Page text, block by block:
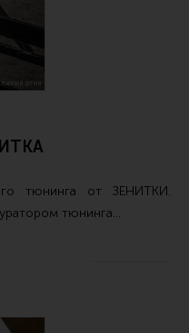
тюнинга от ЗЕНИТКИ.
тюнинга…